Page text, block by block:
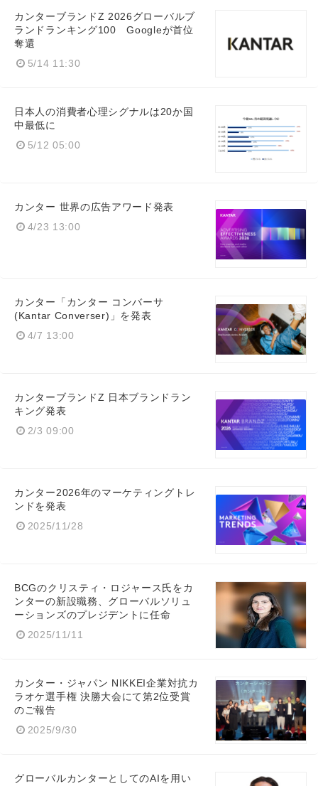
カンターブランドZ 2026グローバルブ
ランドランキング100 Googleが首位
奪還
5/14 11:30
日本人の消費者心理シグナルは20か国
中最低に
5/12 05:00
カンター 世界の広告アワード発表
4/23 13:00
カンター「カンター コンバーサ
(Kantar Converser)」を発表
4/7 13:00
カンターブランドZ 日本ブランドラン
キング発表
2/3 09:00
カンター2026年のマーケティングトレ
ンドを発表
2025/11/28
BCGのクリスティ・ロジャース氏をカ
ンターの新設職務、グローバルソリュ
ーションズのプレジデントに任命
2025/11/11
カンター・ジャパン NIKKEI企業対抗カ
ラオケ選手権 決勝大会にて第2位受賞
のご報告
2025/9/30
グローバルカンターとしてのAIを用い